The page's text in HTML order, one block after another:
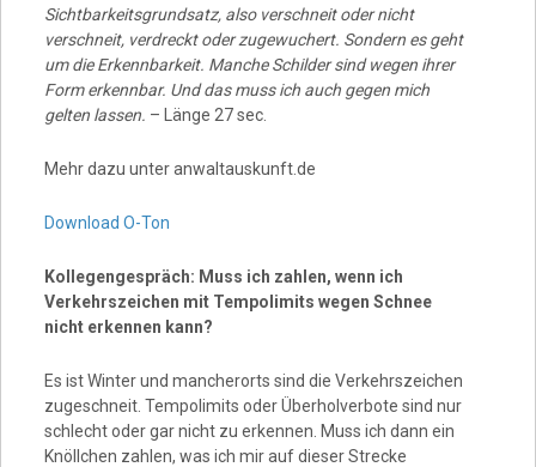
Sichtbarkeitsgrundsatz, also verschneit oder nicht
verschneit, verdreckt oder zugewuchert. Sondern es geht
um die Erkennbarkeit. Manche Schilder sind wegen ihrer
Form erkennbar. Und das muss ich auch gegen mich
gelten lassen. – Länge 27 sec.
Mehr dazu unter anwaltauskunft.de
Download O-Ton
Kollegengespräch: Muss ich zahlen, wenn ich
Verkehrszeichen mit Tempolimits wegen Schnee
nicht erkennen kann?
Es ist Winter und mancherorts sind die Verkehrszeichen
zugeschneit. Tempolimits oder Überholverbote sind nur
schlecht oder gar nicht zu erkennen. Muss ich dann ein
Knöllchen zahlen, was ich mir auf dieser Strecke